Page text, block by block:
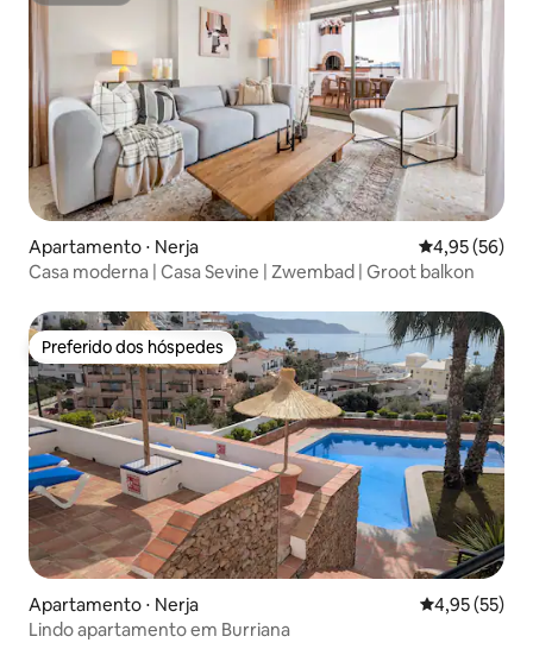
Apartamento ⋅ Nerja 4,95 de uma
4,95 (56)
Casa moderna | Casa Sevine | Zwembad | Groot balkon
Preferido dos hóspedes
Preferido dos hóspedes
Apartamento ⋅ Nerja 4,95 de uma
4,95 (55)
Lindo apartamento em Burriana